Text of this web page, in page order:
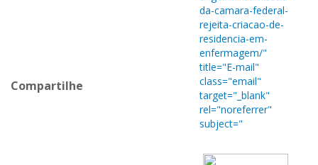
Compartilhe
da-camara-federal-
rejeita-criacao-de-
residencia-em-
enfermagem/"
title="E-mail"
class="email"
target="_blank"
rel="noreferrer"
subject="